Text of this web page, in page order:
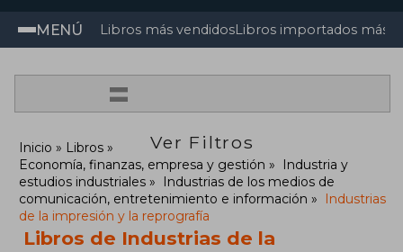
MENÚ Libros más vendidosLibros importados más
=
Ver Filtros
Inicio
Libros
Economía, finanzas, empresa y gestión
Industria y
estudios industriales
Industrias de los medios de
comunicación, entretenimiento e información
Industrias
de la impresión y la reprografía
Libros de Industrias de la